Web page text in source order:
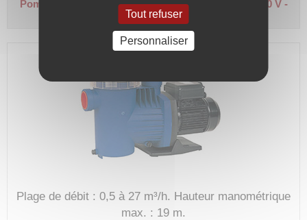
Pompe filtration piscine - WINNER 100
Triphasée 400 V -
0,75 kW
Plage de débit : 0,5 à 27 m³/h. Hauteur manométrique
max. : 19 m.
Tout refuser
Personnaliser